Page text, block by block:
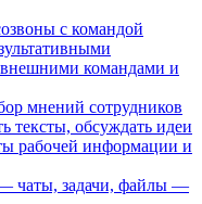
с командой
внешними командами и
мнений сотрудников
тексты, обсуждать идеи
рабочей информации и
чаты, задачи, файлы —